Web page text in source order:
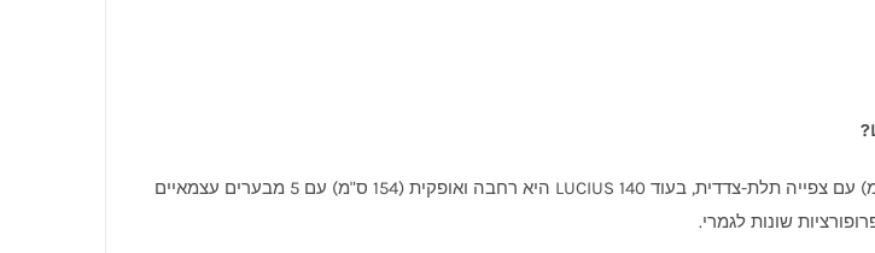
SKY L-R היא ליבה אנכית וגבוהה (161 ס"מ) עם צפייה תלת-צדדית, בעוד LUCIUS 140 היא רחבה ואופקית (154 ס"מ) עם 5 מבערים עצמאיים